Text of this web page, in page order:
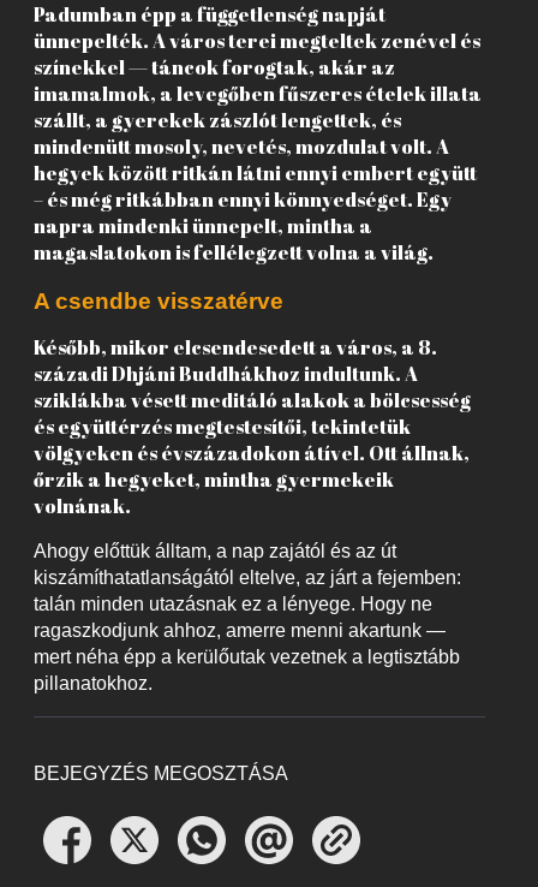
Padumban épp a függetlenség napját
ünnepelték. A város terei megteltek zenével és
színekkel — táncok forogtak, akár az
imamalmok, a levegőben fűszeres ételek illata
szállt, a gyerekek zászlót lengettek, és
mindenütt mosoly, nevetés, mozdulat volt. A
hegyek között ritkán látni ennyi embert együtt
– és még ritkábban ennyi könnyedséget. Egy
napra mindenki ünnepelt, mintha a
magaslatokon is fellélegzett volna a világ.
A csendbe visszatérve
Később, mikor elcsendesedett a város, a 8.
századi Dhjáni Buddhákhoz indultunk. A
sziklákba vésett meditáló alakok a bölcsesség
és együttérzés megtestesítői, tekintetük
völgyeken és évszázadokon átível. Ott állnak,
őrzik a hegyeket, mintha gyermekeik
volnának.
Ahogy előttük álltam, a nap zajától és az út
kiszámíthatatlanságától eltelve, az járt a fejemben:
talán minden utazásnak ez a lényege. Hogy ne
ragaszkodjunk ahhoz, amerre menni akartunk —
mert néha épp a kerülőutak vezetnek a legtisztább
pillanatokhoz.
BEJEGYZÉS MEGOSZTÁSA